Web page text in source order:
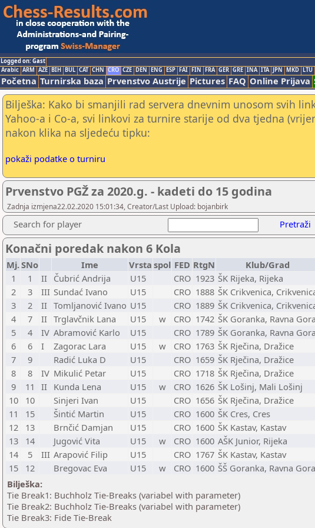
Logged on: Gast
Arabic ARM AZE BIH BUL CAT CHN CRO CZE DEN ENG ESP FAI FIN FRA GER GRE INA ITA JPN MKD LTU
Početna Turnirska baza Prvenstvo Austrije Pictures FAQ Online Prijava
Bilješka: Kako bi smanjili rad servera dnevnim unosom svih
Yahoo-a i Co-a, svi linkovi za turnire starije od dva tjedna
nakon klika na sljedeću tipku:
pokaži podatke o turniru
Prvenstvo PGŽ za 2020.g. - kadeti do 15 godina
Zadnja izmjena22.02.2020 15:01:34, Creator/Last Upload: bojanbirk
Search for player Pretraži
Konačni poredak nakon 6 Kola
Mj.SNo Ime Vrsta spol FED RtgN Klub/Grad
1
1 II Čubrić Andrija U15 CRO 1923 ŠK Rijeka, Rijeka
2
3 III Sundać Ivano U15 CRO 1888 ŠK Crikvenica,
3
2 II Tomljanović Ivano U15 CRO 1889 ŠK Crikvenica,
4
7 II Trglavčnik Lana U15 w CRO 1742 ŠK Goranka, Ravna Gora
5
4 IV Abramović Karlo U15 CRO 1789 ŠK Goranka, Ravna Gora
6
6 I Zagorac Lara U15 w CRO 1763 ŠK Rječina, Dražice
7
9 Radić Luka D U15 CRO 1659 ŠK Rječina, Dražice
8
8 IV Mikulić Petar U15 CRO 1718 ŠK Rječina, Dražice
9
11 II Kunda Lena U15 w CRO 1626 ŠK Lošinj, Mali Lošinj
10
10 Sinjeri Ivan U15 CRO 1656 ŠK Rječina, Dražice
11
15 Šintić Martin U15 CRO 1600 ŠK Cres, Cres
12
13 Brnčić Damjan U15 CRO 1600 ŠK Kastav, Kastav
13
14 Jugović Vita U15 w CRO 1600 AŠK Junior, Rijeka
14
5 III Arapović Filip U15 CRO 1767 ŠK Kastav, Kastav
15
12 Bregovac Eva U15 w CRO 1600 ŠŠ Goranka, Ravna Gora
Bilješka:
Tie Break1: Buchholz Tie-Breaks (variabel with parameter)
Tie Break2: Buchholz Tie-Breaks (variabel with parameter)
Tie Break3: Fide Tie-Break